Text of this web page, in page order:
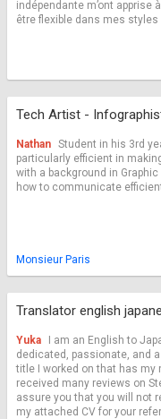
indépendante m’ont apprise
être flexible dans mes styles
Tech Artist -
Nathan Student in his 3rd
particularly efficient in
with a background in
how to communicate
Monsieur Paris
Translator english
Yuka
I am an English to
dedicated, passionate, and
title I worked on that has my
received many reviews on
assure you that you will not
my attached CV for your